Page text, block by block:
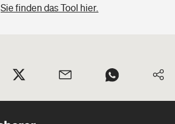
Sie finden das Tool hier.